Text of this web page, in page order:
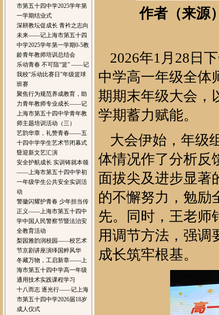
市第五十四中学2025学年第
一学期结业式
深耕教坛促成长 青衿之志向
未来——记上海市第五十四
中学2025学年第一学期0-5教
龄青年教师培训总结会
乐动青春 不可阻“篮” ——记
我校“乐动比赛日”年级篮球
班赛
聚焦行为规范养成教育，助
力青年教师专业成长——记
上海市第五十四中学青年教
师主题培训活动（三）
艺韵华章，礼赞青春——五
十四中学学生艺术节闭幕式
曁迎新文艺汇演
安全护航成长 实训铸就本领
——上海市第五十四中学初
一年级学生公共安全实训活
动
警徽闪耀护青春 少年担当传
正义——上海市第五十四中
学中国人民警察节暨法治安
全教育活动
梨园雅韵润校园——校艺术
节京剧讲座演绎国粹风华
冬藏万物，工启新章——上
海市第五十四中学高一年级
通用技术实践课程学习
十八而志 逐光行——记上海
市第五十四中学2026届18岁
成人仪式
作者（来源
2026年1月28日
中学高一年级全体
期期末年级大会，
学期蓄力赋能。
大会伊始，年级
体情况作了分析反
面拔尖及进步显著
的不懈努力，勉励
先。同时，王老师
用调节方法，强调
成长筑牢根基。